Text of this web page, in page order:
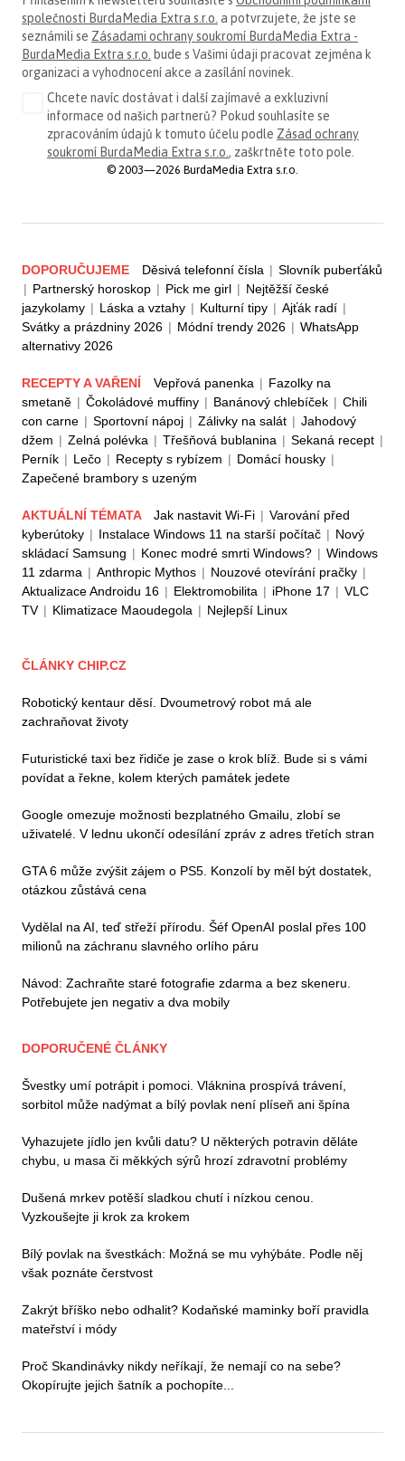
společnosti BurdaMedia Extra s.r.o. a potvrzujete, že jste se
seznámili se Zásadami ochrany soukromí BurdaMedia Extra -
BurdaMedia Extra s.r.o. bude s Vašimi údaji pracovat zejména k
organizaci a vyhodnocení akce a zasílání novinek.
Chcete navíc dostávat i další zajímavé a exkluzivní
informace od našich partnerů? Pokud souhlasíte se
zpracováním údajů k tomuto účelu podle Zásad ochrany
soukromí BurdaMedia Extra s.r.o. , zaškrtněte toto pole.
© 2003—2026 BurdaMedia Extra s.r.o.
DOPORUČUJEME Děsivá telefonní čísla | Slovník puberťáků
| Partnerský horoskop | Pick me girl | Nejtěžší české
jazykolamy | Láska a vztahy | Kulturní tipy | Ajťák radí |
Svátky a prázdniny 2026 | Módní trendy 2026 | WhatsApp
alternativy 2026
RECEPTY A VAŘENÍ Vepřová panenka | Fazolky na
smetaně | Čokoládové muffiny | Banánový chlebíček | Chili
con carne | Sportovní nápoj | Zálivky na salát | Jahodový
džem | Zelná polévka | Třešňová bublanina | Sekaná recept |
Perník | Lečo | Recepty s rybízem | Domácí housky |
Zapečené brambory s uzeným
AKTUÁLNÍ TÉMATA Jak nastavit Wi-Fi | Varování před
kyberútoky | Instalace Windows 11 na starší počítač | Nový
skládací Samsung | Konec modré smrti Windows? | Windows
11 zdarma | Anthropic Mythos | Nouzové otevírání pračky |
Aktualizace Androidu 16 | Elektromobilita | iPhone 17 | VLC
TV | Klimatizace Maoudegola | Nejlepší Linux
ČLÁNKY CHIP.CZ
Robotický kentaur děsí. Dvoumetrový robot má ale
zachraňovat životy
Futuristické taxi bez řidiče je zase o krok blíž. Bude si s vámi
povídat a řekne, kolem kterých památek jedete
Google omezuje možnosti bezplatného Gmailu, zlobí se
uživatelé. V lednu ukončí odesílání zpráv z adres třetích stran
GTA 6 může zvýšit zájem o PS5. Konzolí by měl být dostatek,
otázkou zůstává cena
Vydělal na AI, teď střeží přírodu. Šéf OpenAI poslal přes 100
milionů na záchranu slavného orlího páru
Návod: Zachraňte staré fotografie zdarma a bez skeneru.
Potřebujete jen negativ a dva mobily
DOPORUČENÉ ČLÁNKY
Švestky umí potrápit i pomoci. Vláknina prospívá trávení,
sorbitol může nadýmat a bílý povlak není plíseň ani špína
Vyhazujete jídlo jen kvůli datu? U některých potravin děláte
chybu, u masa či měkkých sýrů hrozí zdravotní problémy
Dušená mrkev potěší sladkou chutí i nízkou cenou.
Vyzkoušejte ji krok za krokem
Bílý povlak na švestkách: Možná se mu vyhýbáte. Podle něj
však poznáte čerstvost
Zakrýt bříško nebo odhalit? Kodaňské maminky boří pravidla
mateřství i módy
Proč Skandinávky nikdy neříkají, že nemají co na sebe?
Okopírujte jejich šatník a pochopíte...